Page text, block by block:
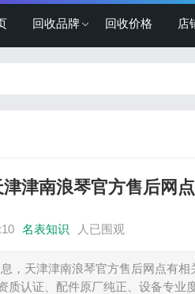
回收品牌 回收价格 店
津南浪琴官方售后网
名表知识 人已围观
，天津津南浪琴官方售后网点有
质认证、配件原厂纯正、设备专业